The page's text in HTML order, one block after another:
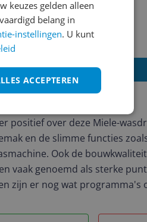
Lees alle reviews
positief over deze Miele-
en de slimme functies
Ook de
vaak genoemd als sterke
zijn er nog wat programma's
keuzes gelden alleen
belang in
instellingen. U kunt
ACCEPTEREN